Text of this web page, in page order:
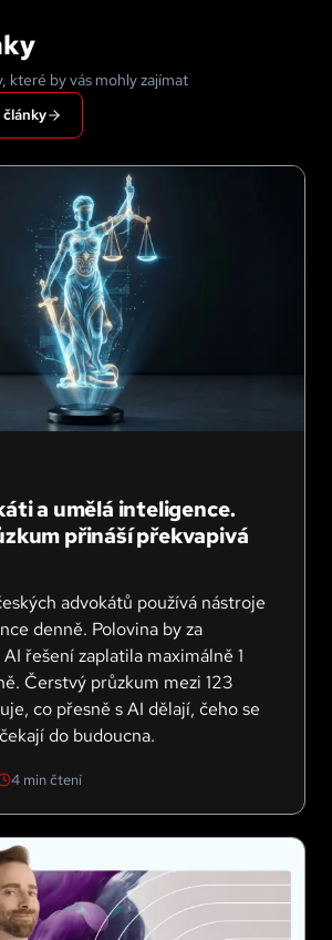
které by vás mohly zajímat
a umělá inteligence.
přináší překvapivá
advokátů používá nástroje
denně. Polovina by za
řešení zaplatila maximálně 1
Čerstvý průzkum mezi 123
co přesně s AI dělají, čeho se
do budoucna.
4 min čtení